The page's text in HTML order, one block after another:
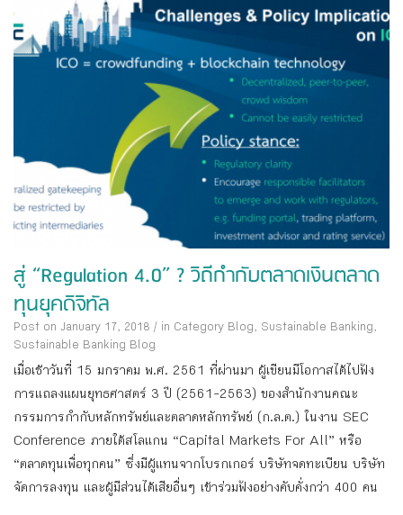
สู่ “Regulation 4.0” ? วิถีกำกับตลาดเงินตลาด
ทุนยุคดิจิทัล
Post on January 17, 2018 / in Category Blog, Sustainable Banking,
Sustainable Banking Blog
เมื่อเช้าวันที่ 15 มกราคม พ.ศ. 2561 ที่ผ่านมา ผู้เขียนมีโอกาสได้ไปฟัง
การแถลงแผนยุทธศาสตร์ 3 ปี (2561-2563) ของสำนักงานคณะ
กรรมการกำกับหลักทรัพย์และตลาดหลักทรัพย์ (ก.ล.ต.) ในงาน SEC
Conference ภายใต้สโลแกน “Capital Markets For All” หรือ
“ตลาดทุนเพื่อทุกคน” ซึ่งมีผู้แทนจากโบรกเกอร์ บริษัทจดทะเบียน บริษัท
จัดการลงทุน และผู้มีส่วนได้เสียอื่นๆ เข้าร่วมฟังอย่างคับคั่งกว่า 400 คน